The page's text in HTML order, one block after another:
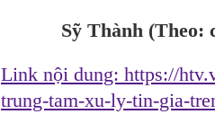
Sỹ Thành (Theo:
Link nội dung: https://
trung-tam-xu-ly-tin-gia-